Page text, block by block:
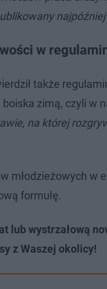
w
także
boiska zimą, czyli
na której
młodzieżowych w
formułę.
lub wystrzałową
z Waszej okolicy!